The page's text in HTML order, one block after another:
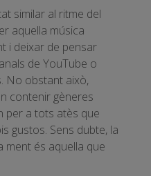
similar al ritme del
aquella música
i deixar de pensar
de YouTube o
No obstant això,
contenir gèneres
per a tots atès que
gustos. Sens dubte, la
ment és aquella que